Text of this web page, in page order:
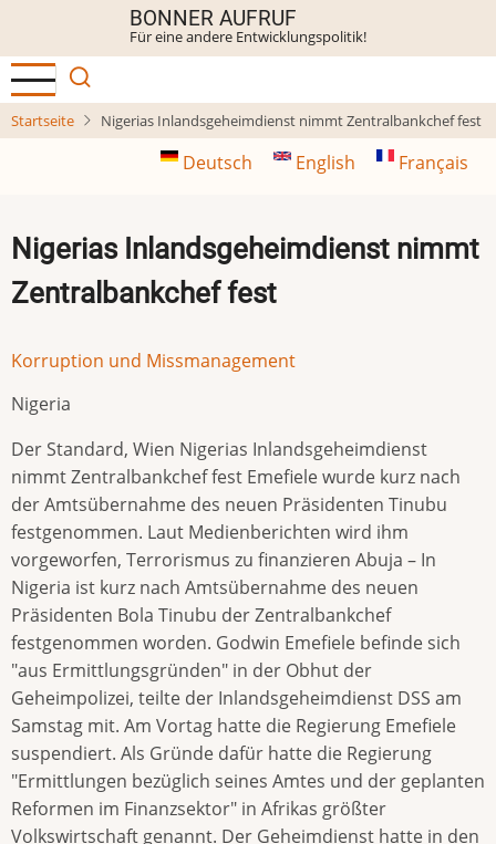
Inhalt
BONNER AUFRUF
Für eine andere Entwicklungspolitik!
Startseite Nigerias Inlandsgeheimdienst nimmt Zentralbankchef fest
Deutsch English Français
Nigerias Inlandsgeheimdienst nimmt
Zentralbankchef fest
Korruption und Missmanagement
Nigeria
Der Standard, Wien Nigerias Inlandsgeheimdienst
nimmt Zentralbankchef fest Emefiele wurde kurz nach
der Amtsübernahme des neuen Präsidenten Tinubu
festgenommen. Laut Medienberichten wird ihm
vorgeworfen, Terrorismus zu finanzieren Abuja – In
Nigeria ist kurz nach Amtsübernahme des neuen
Präsidenten Bola Tinubu der Zentralbankchef
festgenommen worden. Godwin Emefiele befinde sich
"aus Ermittlungsgründen" in der Obhut der
Geheimpolizei, teilte der Inlandsgeheimdienst DSS am
Samstag mit. Am Vortag hatte die Regierung Emefiele
suspendiert. Als Gründe dafür hatte die Regierung
"Ermittlungen bezüglich seines Amtes und der geplanten
Reformen im Finanzsektor" in Afrikas größter
Volkswirtschaft genannt. Der Geheimdienst hatte in den